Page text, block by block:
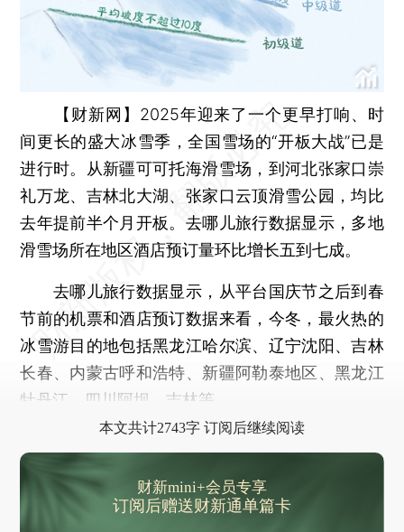
【财新网】 2025年迎来了一个更早打响、时
间更长的盛大冰雪季，全国雪场的“开板大战”已是
进行时。从新疆可可托海滑雪场，到河北张家口崇
礼万龙、吉林北大湖、张家口云顶滑雪公园，均比
去年提前半个月开板。去哪儿旅行数据显示，多地
滑雪场所在地区酒店预订量环比增长五到七成。
去哪儿旅行数据显示，从平台国庆节之后到春
节前的机票和酒店预订数据来看，今冬，最火热的
冰雪游目的地包括黑龙江哈尔滨、辽宁沈阳、吉林
长春、内蒙古呼和浩特、新疆阿勒泰地区、黑龙江
牡丹江、四川阿坝、吉林等。
本文共计2743字 订阅后继续阅读
财新mini+会员专享
订阅后赠送财新通单篇卡